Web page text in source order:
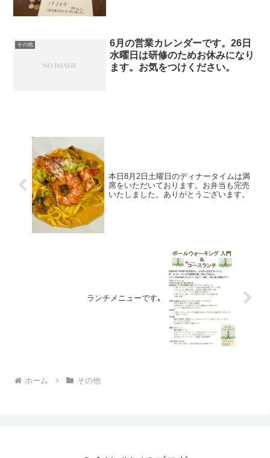
その他
6月の営業カレンダーです。26日
水曜日は研修のためお休みになり
ます。お気をつけください。
本日8月2日土曜日のディナータイムは満
席をいただいております。お弁当も完売
いたしました。ありがとうございます。
ランチメニューです｡
ホーム その他